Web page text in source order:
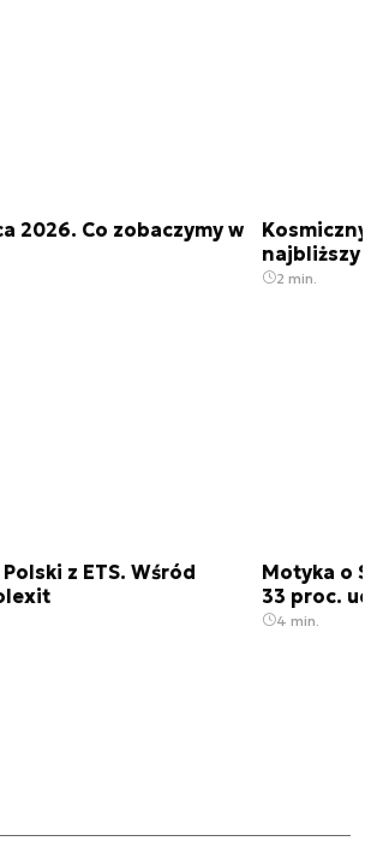
2026. Co zobaczymy w
2 min.
z ETS. Wśród
Motyka o
33 proc.
4 min.